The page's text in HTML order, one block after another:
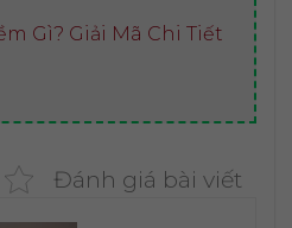
Gì? Giải Mã Chi Tiết
Đánh giá bài viết